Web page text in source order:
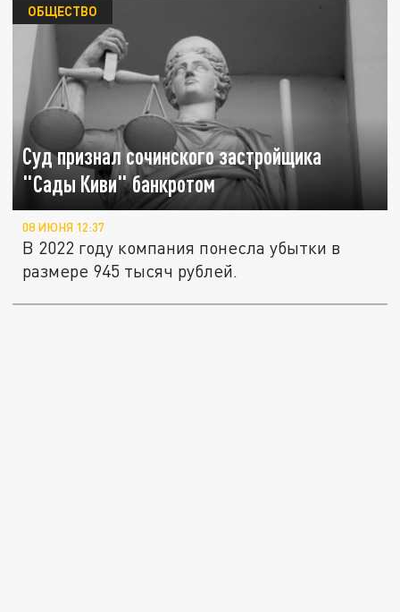
Суд признал сочинского застройщика
"Сады Киви" банкротом
ОБЩЕСТВО
08 ИЮНЯ 12:37
В 2022 году компания понесла убытки в
размере 945 тысяч рублей.